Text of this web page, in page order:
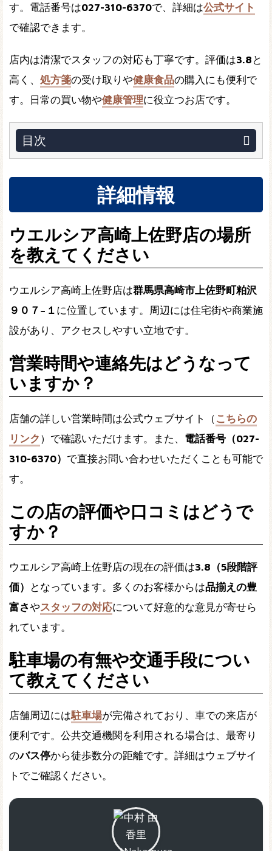
す。電話番号は027-310-6370で、詳細は公式サイト
で確認できます。
店内は清潔でスタッフの対応も丁寧です。評価は3.8 と
高く、 処方箋の受け取りや健康食品の購入にも便利で
す。日常の買い物や健康管理に役立つお店です。
目次
詳細情報
ウエルシア高崎上佐野店の場所
を教えてください
ウエルシア高崎上佐野店は群馬県高崎市上佐野町粕沢
９０７−１ に位置しています。周辺には住宅街や商業施
設があり、アクセスしやすい立地です。
営業時間や連絡先はどうなって
いますか？
店舗の詳しい営業時間は公式ウェブサイト（ こちらの
リンク ）で確認いただけます。また、 電話番号（027-
310-6370） で直接お問い合わせいただくことも可能で
す。
この店の評価や口コミはどうで
すか？
ウエルシア高崎上佐野店の現在の評価は3.8（5段階評
価）
となっています。多くのお客様からは品揃えの豊
富さやスタッフの対応について好意的な意見が寄せら
れています。
駐車場の有無や交通手段につい
て教えてください
店舗周辺には駐車場が完備されており、車での来店が
便利です。公共交通機関を利用される場合は、最寄り
のバス停から徒歩数分の距離です。詳細はウェブサイ
トでご確認ください。